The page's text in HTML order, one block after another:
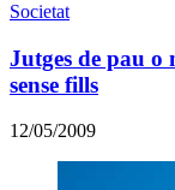
Societat
Jutges de pau
sense fills
12/05/2009